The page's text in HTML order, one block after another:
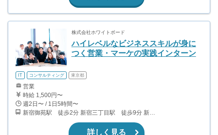
株式会社ホワイトボード
ハイレベルなビジネススキルが身に
つく営業・マーケの実践インターン
IT コンサルティング 東京都
営業
時給 1,500円〜
週2日〜 / 1日5時間〜
新宿御苑駅 徒歩2分 新宿三丁目駅 徒歩9分 新宿駅 徒歩17分
詳しく見る